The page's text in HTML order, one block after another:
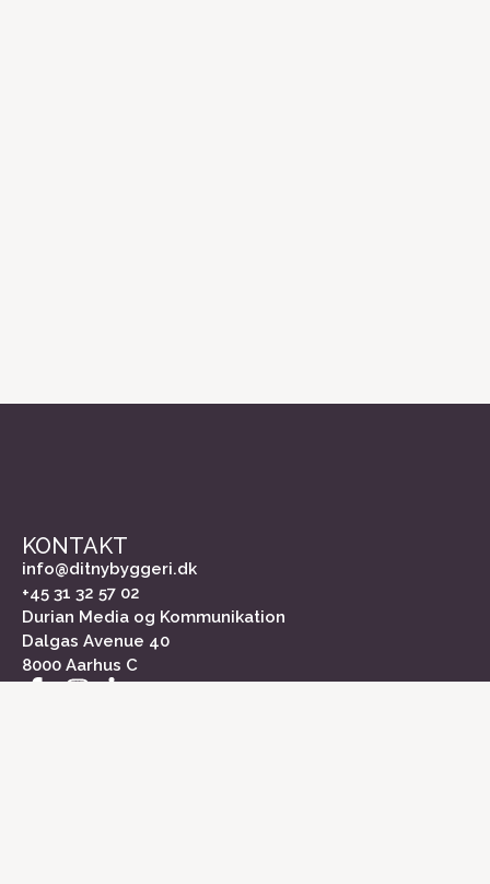
KONTAKT
info@ditnybyggeri.dk
+45 31 32 57 02
Durian Media og Kommunikation
Dalgas Avenue 40
8000 Aarhus C